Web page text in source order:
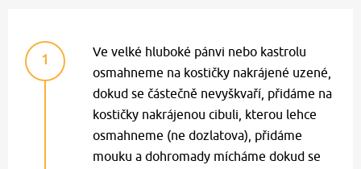
1
Ve velké hluboké pánvi nebo kastrolu
osmahneme na kostičky nakrájené uzené,
dokud se částečně nevyškvaří, přidáme na
kostičky nakrájenou cibuli, kterou lehce
osmahneme (ne dozlatova), přidáme
mouku a dohromady mícháme dokud se